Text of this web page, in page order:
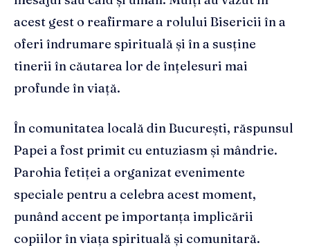
acest gest o reafirmare a rolului Bisericii în a
oferi îndrumare spirituală și în a susține
tinerii în căutarea lor de înțelesuri mai
profunde în viață.
În comunitatea locală din București, răspunsul
Papei a fost primit cu entuziasm și mândrie.
Parohia fetiței a organizat evenimente
speciale pentru a celebra acest moment,
punând accent pe importanța implicării
copiilor în viața spirituală și comunitară.